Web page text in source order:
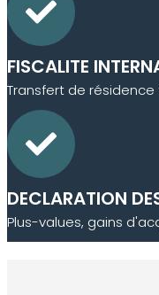
FISCALITE
Transfert de
DECLARATION
Plus-values, gains